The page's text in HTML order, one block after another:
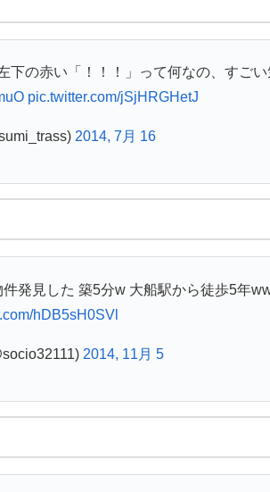
下の赤い「！！！」って何なの、すごい
pic.twitter.com/jSjHRGHetJ
2014, 7月 16
発見した 築5分w 大船駅から徒歩5年
hDB5sH0SVl
2014, 11月 5